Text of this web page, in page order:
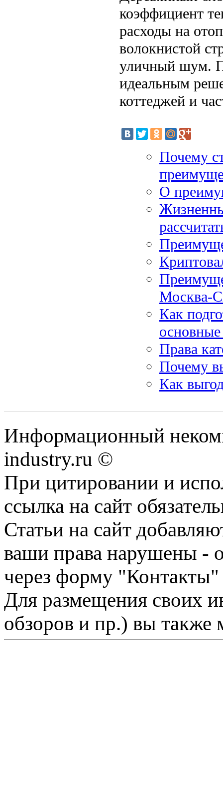
коэффициент
расходы на
волокнистой
уличный шум.
идеальным
коттеджей и
Почему
О
Москва-
Как
Права
Почему
Как
Информационный
industry.ru ©
При цитировании и
ссылка на сайт
Статьи на сайт
ваши права нарушены -
через форму "Контакты"
Для размещения своих
обзоров и пр.) вы также